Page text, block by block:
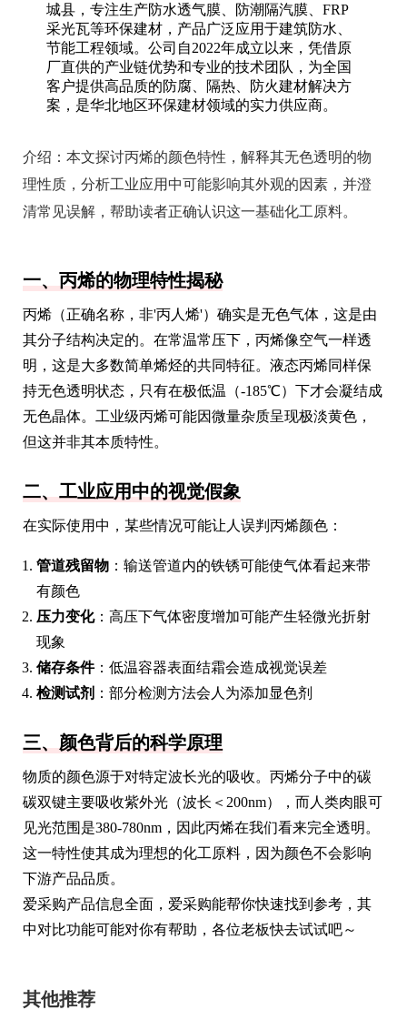
城县，专注生产防水透气膜、防潮隔汽膜、FRP
采光瓦等环保建材，产品广泛应用于建筑防水、
节能工程领域。公司自2022年成立以来，凭借原
厂直供的产业链优势和专业的技术团队，为全国
客户提供高品质的防腐、隔热、防火建材解决方
案，是华北地区环保建材领域的实力供应商。
介绍： 本文探讨丙烯的颜色特性，解释其无色透明的物
理性质，分析工业应用中可能影响其外观的因素，并澄
清常见误解，帮助读者正确认识这一基础化工原料。
一、丙烯的物理特性揭秘
丙烯（正确名称，非'丙人烯'）确实是无色气体，这是由
其分子结构决定的。在常温常压下，丙烯像空气一样透
明，这是大多数简单烯烃的共同特征。液态丙烯同样保
持无色透明状态，只有在极低温（-185℃）下才会凝结成
无色晶体。工业级丙烯可能因微量杂质呈现极淡黄色，
但这并非其本质特性。
二、工业应用中的视觉假象
在实际使用中，某些情况可能让人误判丙烯颜色：
管道残留物 ：输送管道内的铁锈可能使气体看起来带
有颜色
压力变化：高压下气体密度增加可能产生轻微光折射
现象
储存条件：低温容器表面结霜会造成视觉误差
检测试剂 ：部分检测方法会人为添加显色剂
三、颜色背后的科学原理
物质的颜色源于对特定波长光的吸收。丙烯分子中的碳
碳双键主要吸收紫外光（波长＜200nm），而人类肉眼可
见光范围是380-780nm，因此丙烯在我们看来完全透明。
这一特性使其成为理想的化工原料，因为颜色不会影响
下游产品品质。
爱采购产品信息全面，爱采购能帮你快速找到参考，其
中对比功能可能对你有帮助，各位老板快去试试吧～
其他推荐